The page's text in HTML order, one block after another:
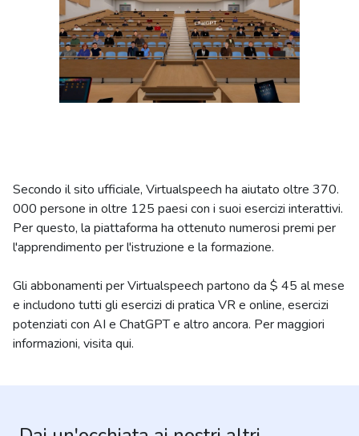
Secondo il sito ufficiale, Virtualspeech ha aiutato oltre 370.
000 persone in oltre 125 paesi con i suoi esercizi interattivi.
Per questo, la piattaforma ha ottenuto numerosi premi per
l'apprendimento per l'istruzione e la formazione.
Gli abbonamenti per Virtualspeech partono da $ 45 al mese
e includono tutti gli esercizi di pratica VR e online, esercizi
potenziati con AI e ChatGPT e altro ancora. Per maggiori
informazioni, visita qui.